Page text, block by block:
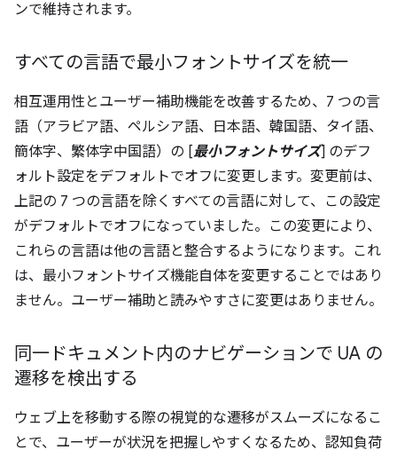
ンで維持されます。
すべての言語で最小フォントサイズを統一
相互運用性とユーザー補助機能を改善するため、7 つの言
語（アラビア語、ペルシア語、日本語、韓国語、タイ語、
簡体字、繁体字中国語）の [最小フォントサイズ] のデフ
ォルト設定をデフォルトでオフに変更します。変更前は、
上記の 7 つの言語を除くすべての言語に対して、この設定
がデフォルトでオフになっていました。この変更により、
これらの言語は他の言語と整合するようになります。これ
は、最小フォントサイズ機能自体を変更することではあり
ません。ユーザー補助と読みやすさに変更はありません。
同一ドキュメント内のナビゲーションで UA の
遷移を検出する
ウェブ上を移動する際の視覚的な遷移がスムーズになるこ
とで、ユーザーが状況を把握しやすくなるため、認知負荷